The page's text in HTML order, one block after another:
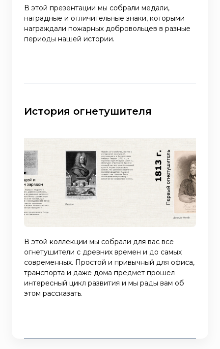
В этой презентации мы собрали медали,
наградные и отличительные знаки, которыми
награждали пожарных добровольцев в разные
периоды нашей истории.
История огнетушителя
В этой коллекции мы собрали для вас все
огнетушители с древних времен и до самых
современных. Простой и привычный для офиса,
транспорта и даже дома предмет прошел
интересный цикл развития и мы рады вам об
этом рассказать.